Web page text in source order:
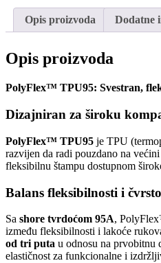
0,75kg
количина
Opis proizvoda Dodatne
Opis proizvoda
PolyFlex™ TPU95: Svestran,
Dizajniran za široku
PolyFlex™ TPU95 je TPU
razvijen da radi pouzdano na
fleksibilnu štampu dostupnom
Balans fleksibilnosti i
Sa shore tvrdoćom 95A,
između fleksibilnosti i lakoće
od tri puta u odnosu na prvobitnu
elastičnost za funkcionalne i